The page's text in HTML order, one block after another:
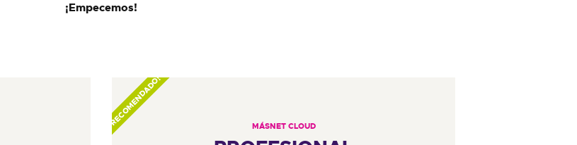
¡Empecemos!
RECOMENDADO! MÁSNET CLOUD